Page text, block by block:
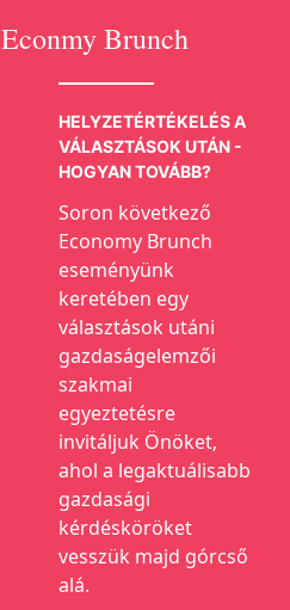
Econmy Brunch
HELYZETÉRTÉKELÉS A
VÁLASZTÁSOK UTÁN -
HOGYAN TOVÁBB?
Soron következő
Economy Brunch
eseményünk
keretében egy
választások utáni
gazdaságelemzői
szakmai
egyeztetésre
invitáljuk Önöket,
ahol a legaktuálisabb
gazdasági
kérdésköröket
vesszük majd górcső
alá.